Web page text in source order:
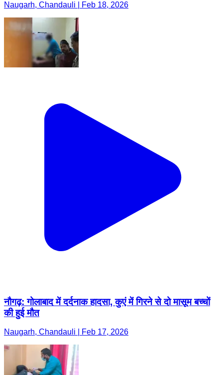
Naugarh, Chandauli | Feb 18, 2026
नौगढ़: गोलाबाद में दर्दनाक हादसा, कुएं में गिरने से दो मासूम बच्चों
की हुई मौत
Naugarh, Chandauli | Feb 17, 2026